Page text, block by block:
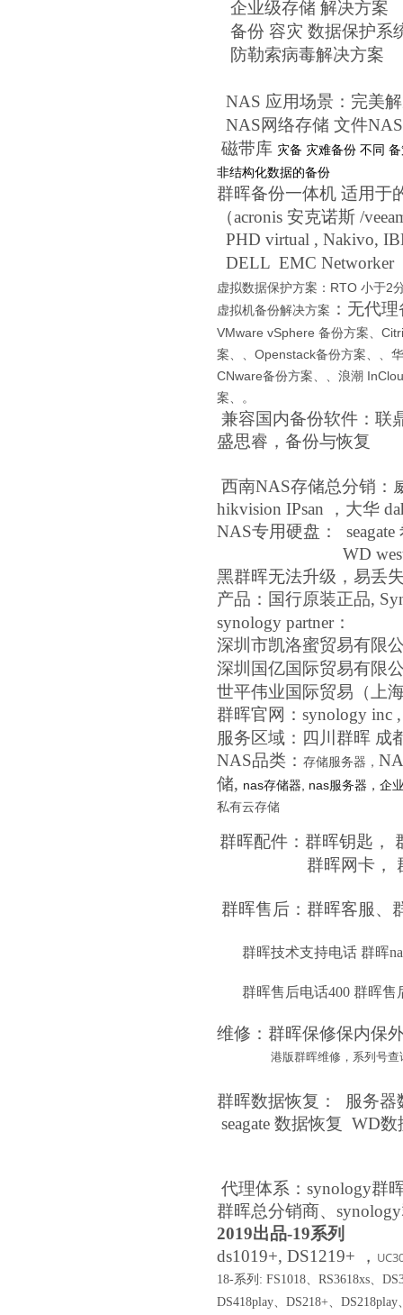
企业级存储 解决方案
备份 容灾 数据保护系
防勒索病毒解决方案
NAS 应用场景：完美
NAS网络存储 文件
磁带库 灾备 灾难备份 不同 备
非结构化数据的备份
群晖备份一体机 适用于
（acronis 安克诺斯 /
PHD virtual , Nakivo,
DELL EMC Networker
虚拟数据保护方案：RTO 小于2
虚拟机备份解决方案 ：无代
VMware vSphere 备份方案、
案、
、Openstack备份方案、
、
CNware备份方案、
、浪潮
案、
。
兼容国内备份软件：联
盛思睿，备份与恢复
西南NAS存储总分销：
hikvision IPsan ，大华
NAS专用硬盘：
WD
黑群晖无法升级，易丢
产品： 国行原装正品,
synology partner：
深圳市凯洛蜜贸易有限
深圳国亿国际贸易有限
世平伟业国际贸易（上
群晖官网：synology inc
服务区域：四川群晖
NAS品类： 存储服务器，
储, nas存储器, nas服务器， 企
私有云存储
群晖配件： 群晖钥匙，
群晖网卡， 群晖万
群晖售后： 群晖客服、
群晖技术支持电话 群晖
群晖售后电话400 群晖售
维修：群晖保修保内保
港版群晖维修，系列号
群晖数据恢复： 服务
seagate 数据恢复 WD
代理体系：synology群
群晖总分销商、
2019出品-19系列
ds1019+, DS1219+ ，
18-系列 : FS1018 RS3618xs
DS418play
DS218+ DS218play